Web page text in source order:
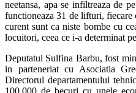
neetansa, apa se infiltreaza de
functioneaza 31 de lifturi, fiecare
curent sunt ca niste bombe cu
locuitori, ceea ce i-a determinat
Deputatul Sulfina Barbu, fost
in parteneriat cu Asociatia
Directorul departamentului
100.000 de becuri cu unele